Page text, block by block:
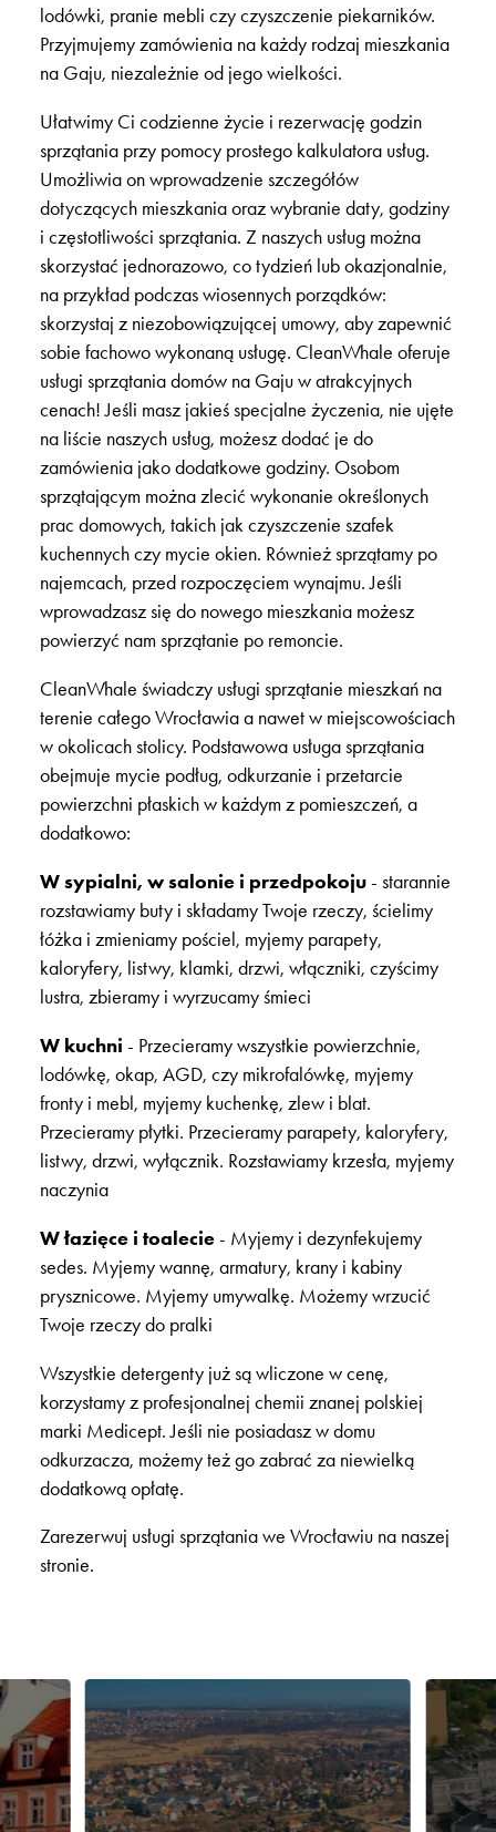
lodówki, pranie mebli czy czyszczenie piekarników.
Przyjmujemy zamówienia na każdy rodzaj mieszkania
na Gaju, niezależnie od jego wielkości.
Ułatwimy Ci codzienne życie i rezerwację godzin
sprzątania przy pomocy prostego kalkulatora usług.
Umożliwia on wprowadzenie szczegółów
dotyczących mieszkania oraz wybranie daty, godziny
i częstotliwości sprzątania. Z naszych usług można
skorzystać jednorazowo, co tydzień lub okazjonalnie,
na przykład podczas wiosennych porządków:
skorzystaj z niezobowiązującej umowy, aby zapewnić
sobie fachowo wykonaną usługę. CleanWhale oferuje
usługi sprzątania domów na Gaju w atrakcyjnych
cenach! Jeśli masz jakieś specjalne życzenia, nie ujęte
na liście naszych usług, możesz dodać je do
zamówienia jako dodatkowe godziny. Osobom
sprzątającym można zlecić wykonanie określonych
prac domowych, takich jak czyszczenie szafek
kuchennych czy mycie okien. Również sprzątamy po
najemcach, przed rozpoczęciem wynajmu. Jeśli
wprowadzasz się do nowego mieszkania możesz
powierzyć nam sprzątanie po remoncie.
CleanWhale świadczy usługi sprzątanie mieszkań na
terenie całego Wrocławia a nawet w miejscowościach
w okolicach stolicy. Podstawowa usługa sprzątania
obejmuje mycie podług, odkurzanie i przetarcie
powierzchni płaskich w każdym z pomieszczeń, a
dodatkowo:
W sypialni, w salonie i przedpokoju- starannie
rozstawiamy buty i składamy Twoje rzeczy, ścielimy
łóżka i zmieniamy pościel, myjemy parapety,
kaloryfery, listwy, klamki, drzwi, włączniki, czyścimy
lustra, zbieramy i wyrzucamy śmieci
W kuchni - Przecieramy wszystkie powierzchnie,
lodówkę, okap, AGD, czy mikrofalówkę, myjemy
fronty i mebl, myjemy kuchenkę, zlew i blat.
Przecieramy płytki. Przecieramy parapety, kaloryfery,
listwy, drzwi, wyłącznik. Rozstawiamy krzesła, myjemy
naczynia
W łazięce i toalecie- Myjemy i dezynfekujemy
sedes. Myjemy wannę, armatury, krany i kabiny
prysznicowe. Myjemy umywalkę. Możemy wrzucić
Twoje rzeczy do pralki
Wszystkie detergenty już są wliczone w cenę,
korzystamy z profesjonalnej chemii znanej polskiej
marki Medicept. Jeśli nie posiadasz w domu
odkurzacza, możemy też go zabrać za niewielką
dodatkową opłatę.
Zarezerwuj usługi sprzątania we Wrocławiu na naszej
stronie.